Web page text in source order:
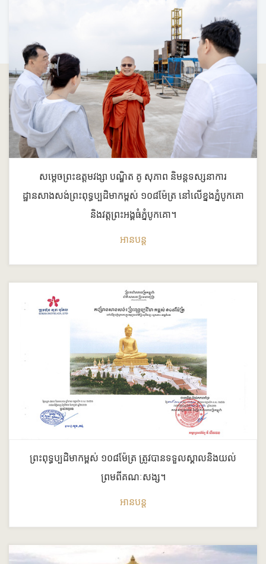
សម្ដេចព្រះឧត្ដមវង្សា បណ្ឌិត គូ សុភាព និមន្តទស្សនាការ
ដ្ឋានសាងសង់ព្រះពុទ្ធប្បដិមាកម្ពស់ ១០៨ម៉ែត្រ នៅលើខ្នងភ្នំបូកគោ
និងវត្តព្រះអង្គធំភ្នំបូកគោ។
អានបន្ត
ព្រះពុទ្ធប្បដិមាកម្ពស់ ១០៨ម៉ែត្រ​ ត្រូវបានទទួលស្គាលនិងយល់
ព្រមពីគណៈសង្ស។
អានបន្ត